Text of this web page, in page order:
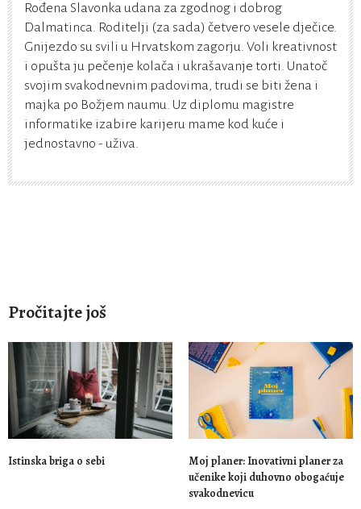
Rođena Slavonka udana za zgodnog i dobrog
Dalmatinca. Roditelji (za sada) četvero vesele dječice.
Gnijezdo su svili u Hrvatskom zagorju. Voli kreativnost
i opušta ju pečenje kolača i ukrašavanje torti. Unatoč
svojim svakodnevnim padovima, trudi se biti žena i
majka po Božjem naumu. Uz diplomu magistre
informatike izabire karijeru mame kod kuće i
jednostavno - uživa.
Pročitajte još
Istinska briga o sebi
Moj planer: Inovativni planer za
učenike koji duhovno obogaćuje
svakodnevicu